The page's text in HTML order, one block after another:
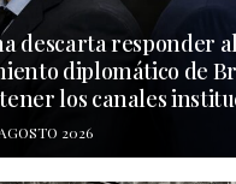
descarta responder
diplomático de
los canales
2026